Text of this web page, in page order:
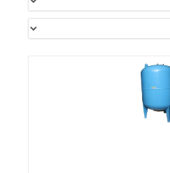
التفاصيل